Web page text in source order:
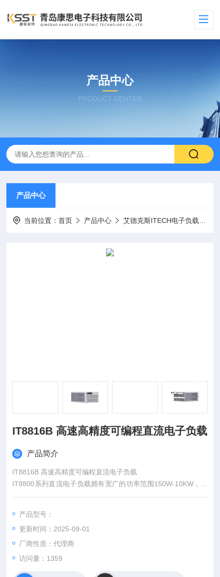
产品中心
PRODUCT CENTER
产品中心
当前位置：首页 产品中心 艾德克斯ITECH电子负载
IT8816B 高速高精度可编程直流电子负载
产品简介
IT8816B 高速高精度可编程直流电子负载
IT8800系列直流电子负载拥有宽广的功率范围150W-10KW，电
压电流测量速度均达到50KHz，测试分辨率可达0.1mV/0.01m
SB通讯接口，参数指标好，产品稳定性高，应用行业宽泛，能满
足各种测试需求，目前已经应用于多种要求苛刻的测试场所。
产品型号：
更新时间：2025-09-01
厂商性质：代理商
访问量：1359